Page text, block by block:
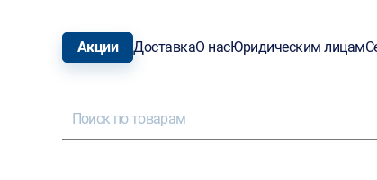
Акции ДоставкаО насЮридическим лицам